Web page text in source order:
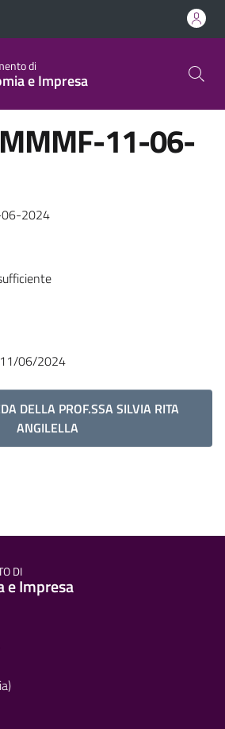
di
e Impresa
11-06-
06-2024
11/06/2024
DELLA PROF.SSA SILVIA RITA
ANGILELLA
DI
e Impresa